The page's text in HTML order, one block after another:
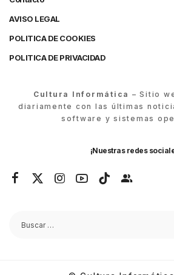
AVISO LEGAL
POLITICA DE COOKIES
POLITICA DE PRIVACIDAD
Cultura Informática – Sitio
diariamente con las últimas
software y sistemas
¡Nuestras redes